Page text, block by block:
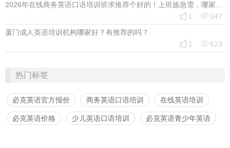
2026年在线商务英语口语培训班求推荐个好的！上班族急需，哪家好？
 1 347
厦门成人英语培训机构哪家好？有推荐的吗？
 1 623
热门标签
必克英语官方报价 商务英语口语培训 在线英语培训
必克英语价格 少儿英语口语培训 必克英语青少年英语